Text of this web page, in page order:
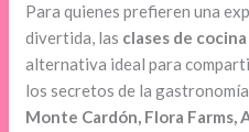
Para quienes prefieren una
divertida, las clases de cocina
alternativa ideal para
los secretos de la
Monte Cardón, Flora Farms,